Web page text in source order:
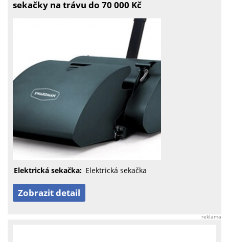
sekačky na trávu do 70 000 Kč
Elektrická sekačka: Elektrická sekačka
Zobrazit detail
reklama